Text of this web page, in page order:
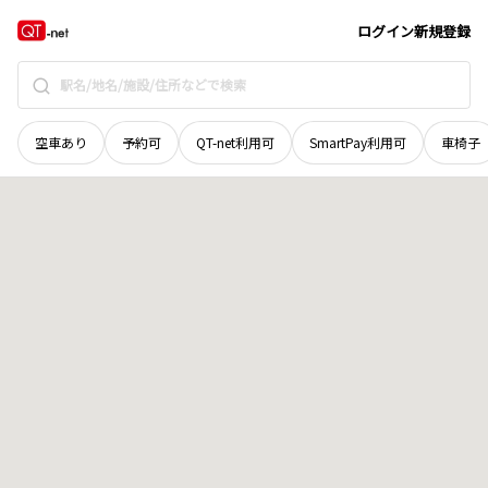
ログイン新規登録
空車あり 予約可 QT-net利用可 SmartPay利用可 車椅子
和歌山県